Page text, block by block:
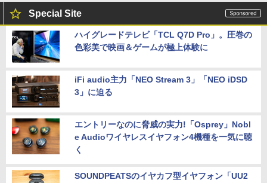
Special Site
ハイグレードテレビ「TCL Q7D Pro」。圧巻の
色彩美で映画＆ゲームが極上体験に
iFi audio主力「NEO Stream 3」「NEO iDSD
3」に迫る
エントリーなのに脅威の実力!「Osprey」Nobl
e Audioワイヤレスイヤフォン4機種を一気に聴
く
SOUNDPEATSのイヤカフ型イヤフォン「UU2